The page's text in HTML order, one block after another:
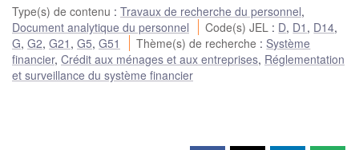
Type(s) de contenu : Travaux de recherche du personnel,
Document analytique du personnel
Code(s) JEL : D, D1 , D14,
G, G2, G21 , G5, G51 Thème(s) de recherche : Système
financier, Crédit aux ménages et aux entreprises, Réglementation
et surveillance du système financier